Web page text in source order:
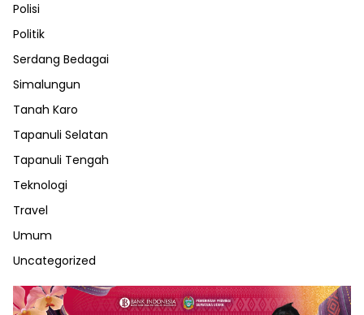
Polisi
Politik
Serdang Bedagai
Simalungun
Tanah Karo
Tapanuli Selatan
Tapanuli Tengah
Teknologi
Travel
Umum
Uncategorized